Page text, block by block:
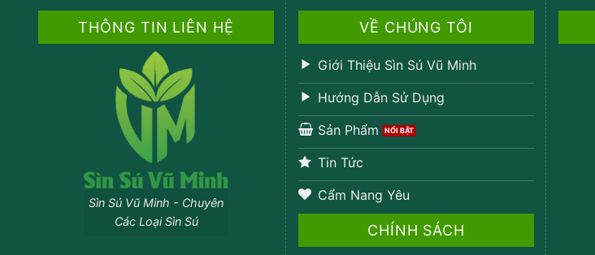
THÔNG TIN LIÊN HỆ
Sìn Sú Vũ Minh - Chuyên
Các Loại Sìn Sú
VỀ CHÚNG TÔI
Giới Thiệu Sìn Sú Vũ Minh
Hướng Dẫn Sử Dụng
Sản Phẩm
Tin Tức
Cẩm Nang Yêu
CHÍNH SÁCH